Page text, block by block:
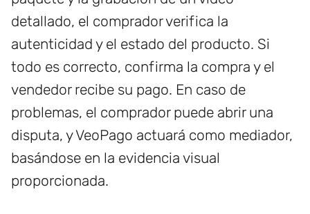
detallado, el comprador verifica la
autenticidad y el estado del producto. Si
todo es correcto, confirma la compra y el
vendedor recibe su pago. En caso de
problemas, el comprador puede abrir una
disputa, y VeoPago actuará como mediador,
basándose en la evidencia visual
proporcionada.